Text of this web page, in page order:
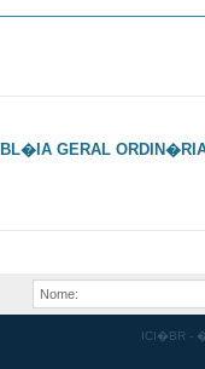
GERAL
ICI�BR -